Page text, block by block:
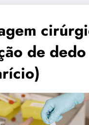
de dedo